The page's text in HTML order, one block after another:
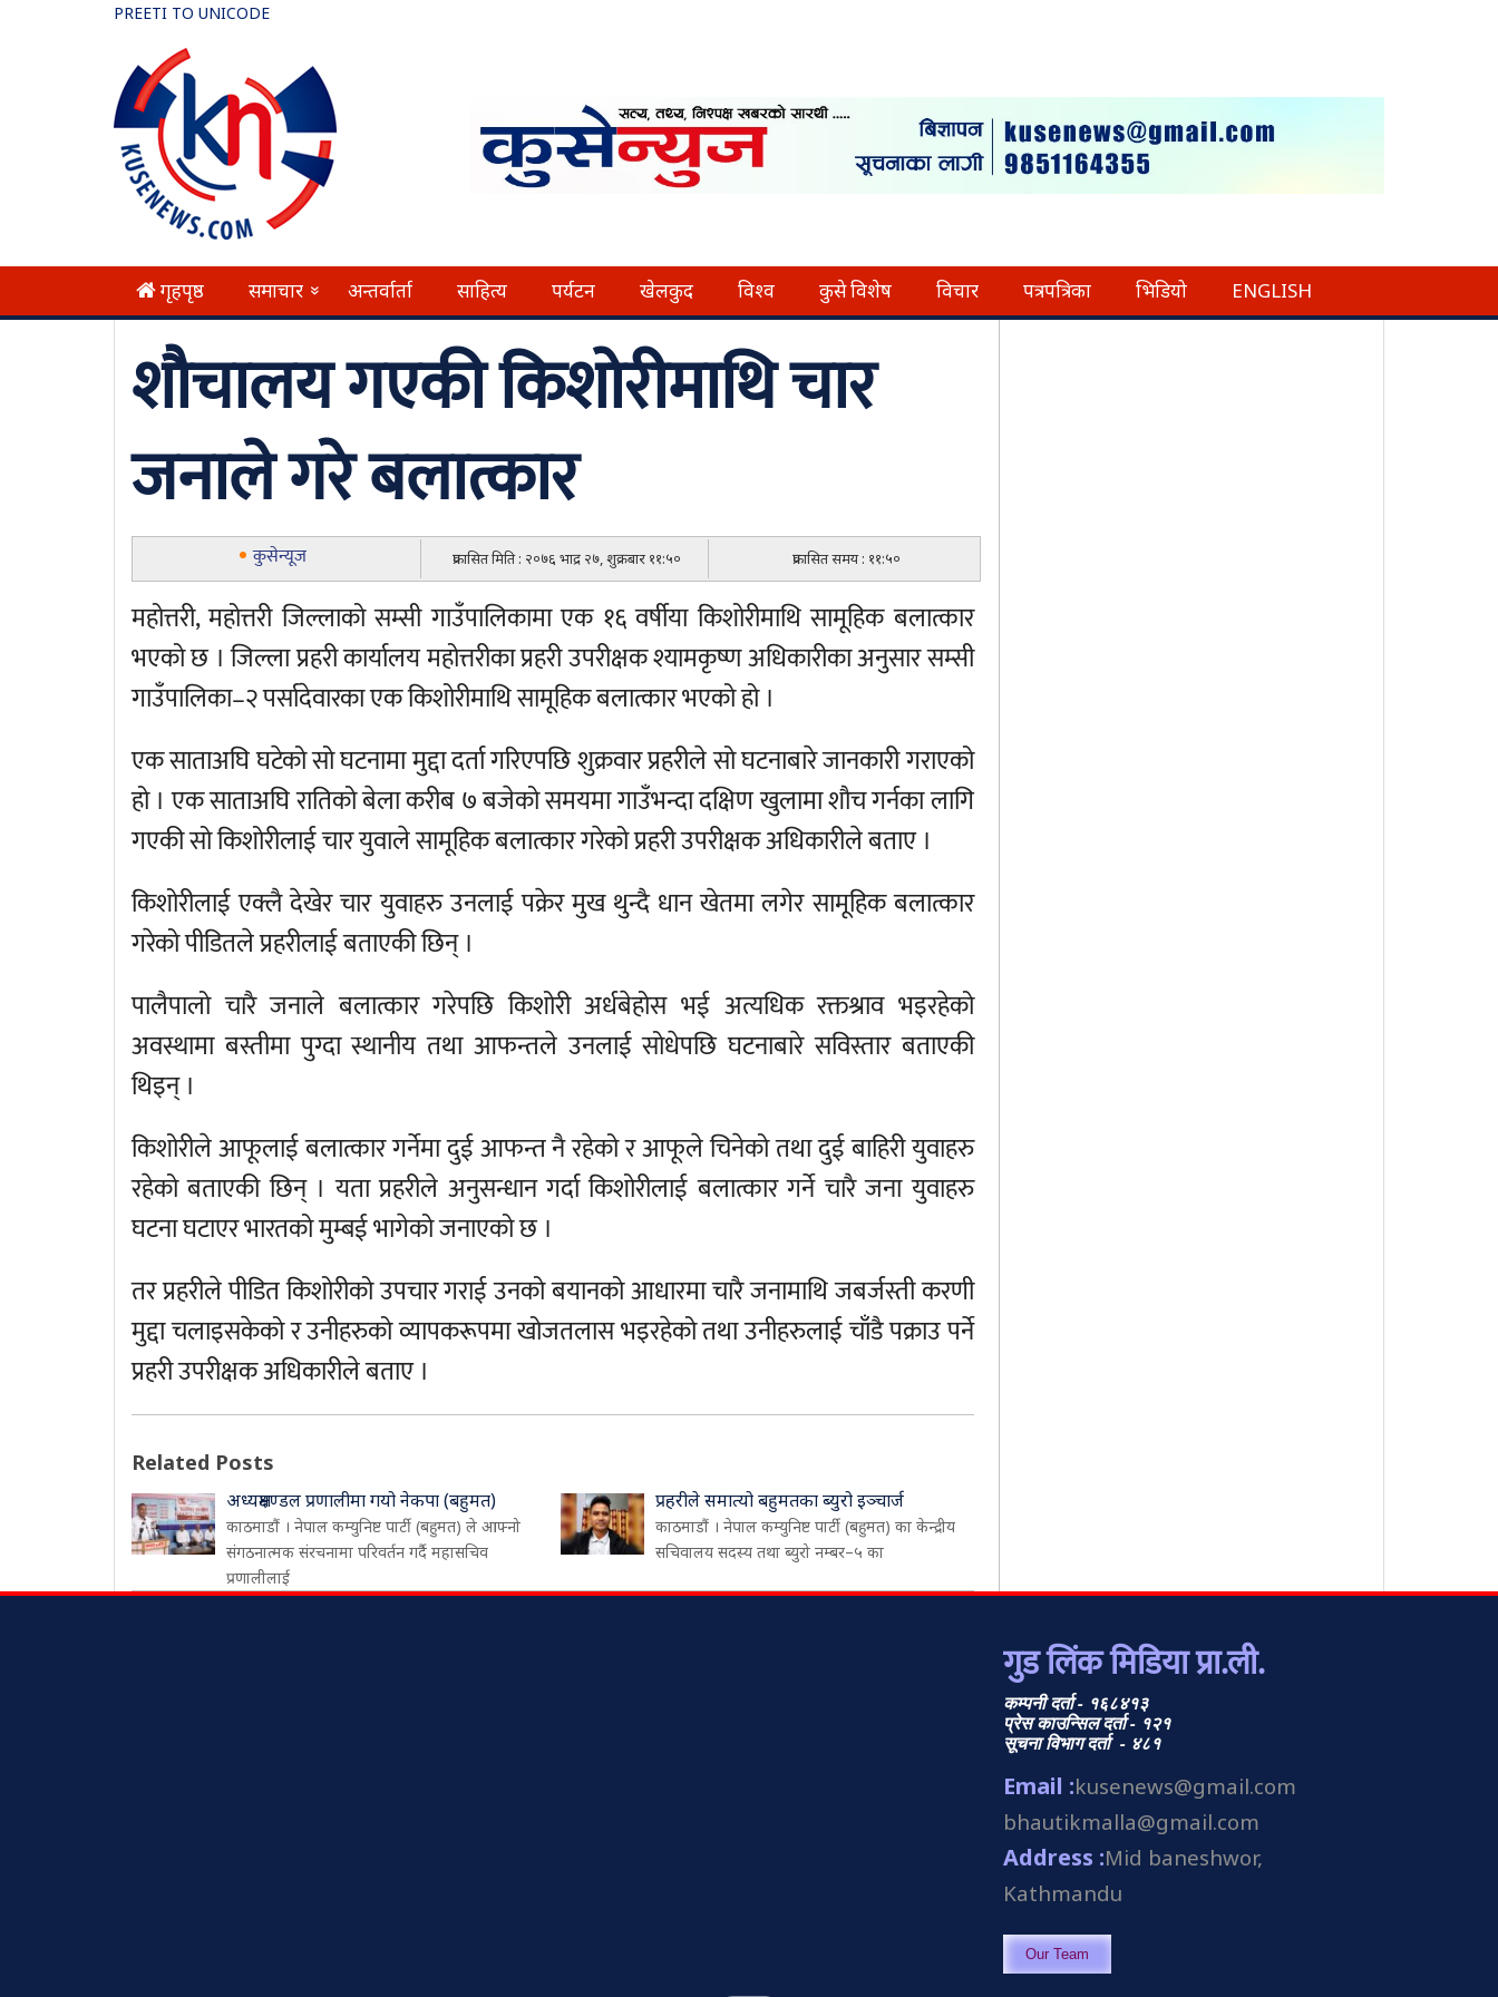
PREETI TO UNICODE
गृहपृष्ठ समाचार » अन्तर्वार्ता साहित्य पर्यटन खेलकुद विश्व कुसे विशेष विचार पत्रपत्रिका भिडियो ENGLISH
शौचालय गएकी किशोरीमाथि चार
जनाले गरे बलात्कार
कुसेन्यूज प्रकासित मिति : २०७६ भाद्र २७, शुक्रबार ११:५० प्रकासित समय : ११:५०
महोत्तरी, महोत्तरी जिल्लाको सम्सी गाउँपालिकामा एक १६ वर्षीया किशोरीमाथि सामूहिक बलात्कार
भएको छ । जिल्ला प्रहरी कार्यालय महोत्तरीका प्रहरी उपरीक्षक श्यामकृष्ण अधिकारीका अनुसार सम्सी
गाउँपालिका–२ पर्सादेवारका एक किशोरीमाथि सामूहिक बलात्कार भएको हो ।
एक साताअघि घटेको सो घटनामा मुद्दा दर्ता गरिएपछि शुक्रवार प्रहरीले सो घटनाबारे जानकारी गराएको
हो । एक साताअघि रातिको बेला करीब ७ बजेको समयमा गाउँभन्दा दक्षिण खुलामा शौच गर्नका लागि
गएकी सो किशोरीलाई चार युवाले सामूहिक बलात्कार गरेको प्रहरी उपरीक्षक अधिकारीले बताए ।
किशोरीलाई एक्लै देखेर चार युवाहरु उनलाई पक्रेर मुख थुन्दै धान खेतमा लगेर सामूहिक बलात्कार
गरेको पीडितले प्रहरीलाई बताएकी छिन् ।
पालैपालो चारै जनाले बलात्कार गरेपछि किशोरी अर्धबेहोस भई अत्यधिक रक्तश्राव भइरहेको
अवस्थामा बस्तीमा पुग्दा स्थानीय तथा आफन्तले उनलाई सोधेपछि घटनाबारे सविस्तार बताएकी
थिइन् ।
किशोरीले आफूलाई बलात्कार गर्नेमा दुई आफन्त नै रहेको र आफूले चिनेको तथा दुई बाहिरी युवाहरु
रहेको बताएकी छिन् । यता प्रहरीले अनुसन्धान गर्दा किशोरीलाई बलात्कार गर्ने चारै जना युवाहरु
घटना घटाएर भारतको मुम्बई भागेको जनाएको छ ।
तर प्रहरीले पीडित किशोरीको उपचार गराई उनको बयानको आधारमा चारै जनामाथि जबर्जस्ती करणी
मुद्दा चलाइसकेको र उनीहरुको व्यापकरूपमा खोजतलास भइरहेको तथा उनीहरुलाई चाँडै पक्राउ पर्ने
प्रहरी उपरीक्षक अधिकारीले बताए ।
Related Posts
अध्यक्षमण्डल प्रणालीमा गयो नेकपा (बहुमत)
काठमाडौं । नेपाल कम्युनिष्ट पार्टी (बहुमत) ले आफ्नो
संगठनात्मक संरचनामा परिवर्तन गर्दै महासचिव
प्रणालीलाई
प्रहरीले समात्यो बहुमतका ब्युरो इञ्चार्ज
काठमाडौं । नेपाल कम्युनिष्ट पार्टी (बहुमत) का केन्द्रीय
सचिवालय सदस्य तथा ब्युरो नम्बर–५ का
गुड लिंक मिडिया प्रा.ली.
कम्पनी दर्ता - १६८४१३
प्रेस काउन्सिल दर्ता - १२१
सूचना विभाग दर्ता - ४८१
Email :kusenews@gmail.com
bhautikmalla@gmail.com
Address :Mid baneshwor,
Kathmandu
Our Team